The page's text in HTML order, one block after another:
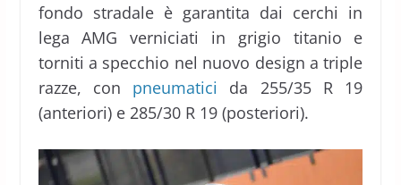
fondo stradale è garantita dai cerchi in
lega AMG verniciati in grigio titanio e
torniti a specchio nel nuovo design a triple
razze, con pneumatici da 255/35 R 19
(anteriori) e 285/30 R 19 (posteriori).